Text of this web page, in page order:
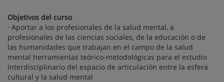
Objetivos del curso
· Aportar a los profesionales de la salud mental, a
profesionales de las ciencias sociales, de la educación o de
las humanidades que trabajan en el campo de la salud
mental herramientas teórico-metodológicas para el estudio
interdisciplinario del espacio de articulación entre la esfera
cultural y la salud mental